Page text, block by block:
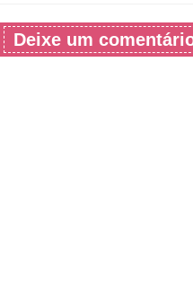
Deixe um